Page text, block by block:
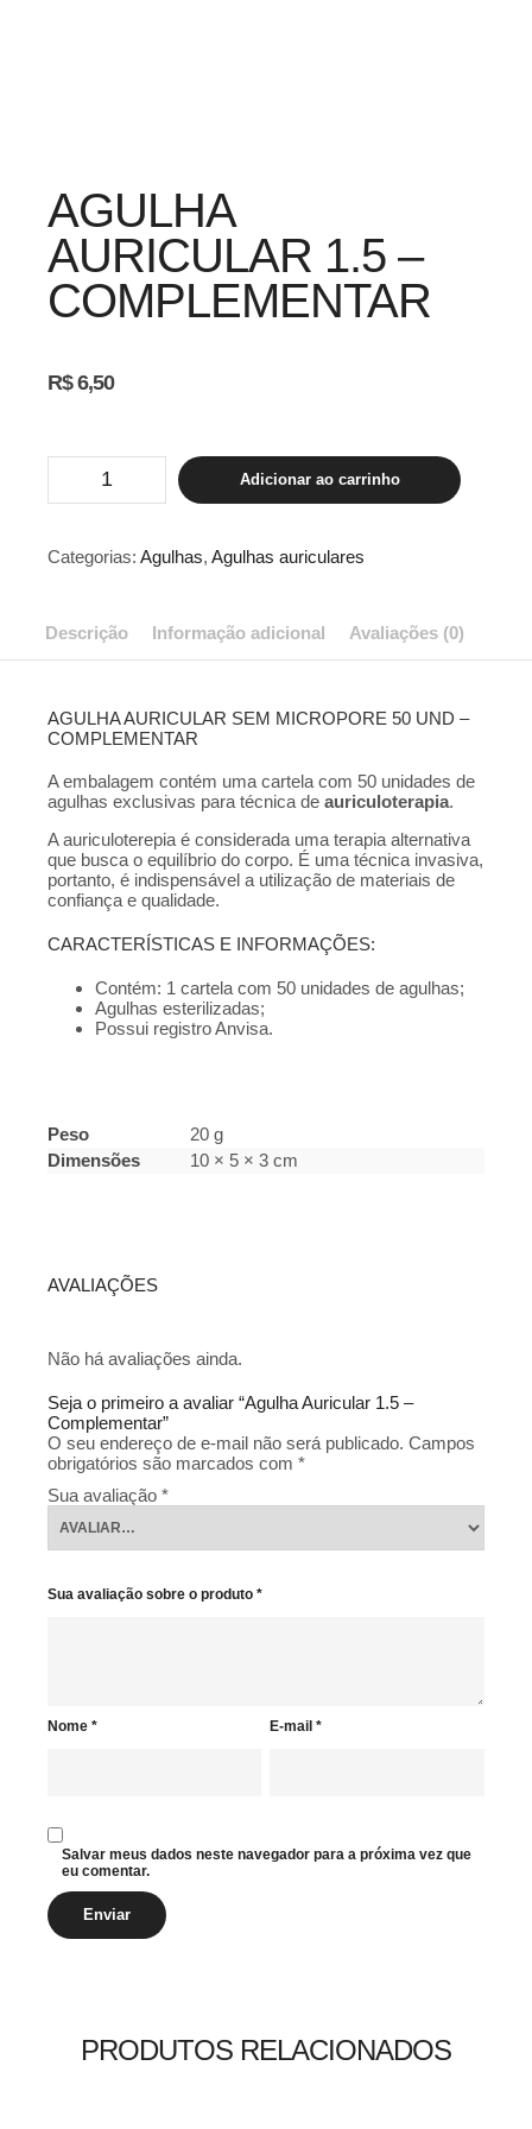
AGULHA
AURICULAR 1.5 –
COMPLEMENTAR
R$6,50
Auricular
1.5
Complementar
quantidade
Adicionar ao carrinho
Categorias: Agulhas, Agulhas auriculares
Descrição Informação adicional Avaliações (0)
AGULHA AURICULAR SEM MICROPORE 50 UND –
COMPLEMENTAR
A embalagem contém uma cartela com 50 unidades de
agulhas exclusivas para técnica de auriculoterapia.
A auriculoterepia é considerada uma terapia alternativa
que busca o equilíbrio do corpo. É uma técnica invasiva,
portanto, é indispensável a utilização de materiais de
confiança e qualidade.
CARACTERÍSTICAS E INFORMAÇÕES:
Contém: 1 cartela com 50 unidades de agulhas;
Agulhas esterilizadas;
Possui registro Anvisa.
Peso
20 g
Dimensões
10 × 5 × 3 cm
AVALIAÇÕES
Não há avaliações ainda.
Seja o primeiro a avaliar “Agulha Auricular 1.5 –
Complementar”
O seu endereço de e-mail não será publicado. Campos
obrigatórios são marcados com *
Sua avaliação *
Sua avaliação sobre o produto *
Nome * E-mail*
Salvar meus dados neste navegador para a próxima vez que
eu comentar.
PRODUTOS RELACIONADOS